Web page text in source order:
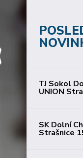
TJ Sokol
UNION
SK Dolní
Strašnice